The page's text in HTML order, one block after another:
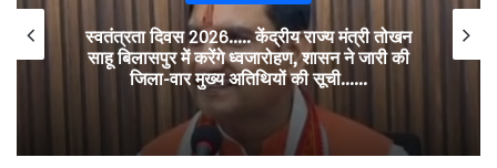
स्वतंत्रता दिवस 2026….. केंद्रीय राज्य मंत्री तोखन
साहू बिलासपुर में करेंगे ध्वजारोहण, शासन ने जारी की
जिला-वार मुख्य अतिथियों की सूची……